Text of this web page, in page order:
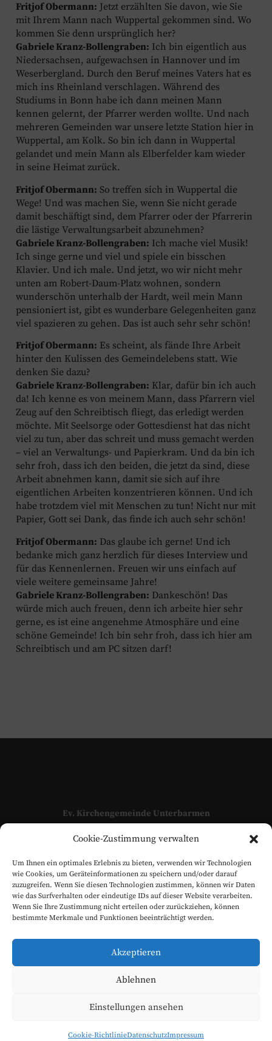
Cookie-Zustimmung verwalten
Um Ihnen ein optimales Erlebnis zu bieten, verwenden wir Technologien
wie Cookies, um Geräteinformationen zu speichern und/oder darauf
zuzugreifen. Wenn Sie diesen Technologien zustimmen, können wir Daten
wie das Surfverhalten oder eindeutige IDs auf dieser Website verarbeiten.
Wenn Sie Ihre Zustimmung nicht erteilen oder zurückziehen, können
bestimmte Merkmale und Funktionen beeinträchtigt werden.
Akzeptieren
Ablehnen
Einstellungen ansehen
Cookie-RichtlinieDatenschutzImpressum
Fritjof Obermann: Jetzt erzählten Sie davon, wie Sie
mit Ihrem Mann nach Wuppertal gekommen sind. Wo
kommen Sie denn ursprünglich her?
Gabriele Kranz-Bollengraben: Ich bin eigentlich aus
Niedersachsen, aufgewachsen in Hannover und im
Weserbergland. Durch den Beruf meines Vaters hat es
mich ins Rheinland verschlagen. Während des
Studiums in Bonn habe ich dann meinen Mann
kennen gelernt, der Pfarrer werden wollte. Und nach
mehreren Gemeinden war unsere letzte Station hier in
Wuppertal, am Kolk. So bin ich dann in Wuppertal
gelandet und mein Mann als Elberfelder kam wieder
in seine Heimat zurück.
Fritjof Obermann: So treffen sich in Wuppertal die
Wege! Und was machen Sie, wenn Sie nicht gerade
damit beschäftigt sind, dem Pfarrer oder der Pfarrerin
die lästige Verwaltungsarbeit abzunehmen?
Gabriele Kranz-Bollengraben: Ich mache viel Musik!
Ich singe gerne und viel und spiele ein bisschen
Klavier. Und ich male. Und jetzt, wo wir nicht mehr
unten am Robert-Daum-Platz wohnen, sondern
wunderschön unterhalb der Hardt, weil mein Mann
pensioniert ist, gibt es wunderbare Gelegenheiten ganz
viel spazieren zu gehen. Das ist auch sehr sehr schön!
Fritjof Obermann: Es scheint, als fände Ihre Arbeit
hinter den Kulissen des Gemeindelebens statt. Wie
denken Sie dazu?
Gabriele Kranz-Bollengraben: Klar, dafür bin ich auch
da! Ich kenne es von meinem Mann, dass Pfarrern viel
Zeug auf den Schreibtisch fliegt, das erledigt werden
möchte. Mit Seelsorge oder Gottesdienst hat das nicht
viel zu tun, aber das schreit und muss gemacht werden
– viel an Verwaltungs- und Papierkram. Und da bin ich
sehr froh, dass ich den beiden, die jetzt da sind, diese
Arbeit abnehmen kann, damit sie sich auf ihre
eigentlichen Arbeiten konzentrieren können. Und ich
habe trotzdem viel mit Menschen zu tun! Nicht nur mit
Papier, Gott sei Dank, das finde ich auch sehr schön!
Fritjof Obermann: Das glaube ich gerne! Und ich
bedanke mich ganz herzlich für dieses Interview und
für das Kennenlernen. Freuen wir uns einfach auf
viele weitere gemeinsame Jahre!
Gabriele Kranz-Bollengraben: Dankeschön! Das
würde mich auch freuen, denn ich arbeite hier sehr
gerne, es ist eine angenehme Atmosphäre und eine
schöne Gemeinde! Ich bin sehr froh, dass ich hier am
Schreibtisch und am PC sitzen darf!
Ev. Kirchengemeinde Unterbarmen
Adressen und Kontaktpersonen unserer Kirchengemeinde
www.evangelisch-in-unterbarmen.de
Evangelische Kirchengemeinde Unterbarmen © 2026